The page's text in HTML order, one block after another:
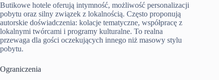
Butikowe hotele oferują intymność, możliwość personalizacji
pobytu oraz silny związek z lokalnością. Często proponują
autorskie doświadczenia: kolacje tematyczne, współpracę z
lokalnymi twórcami i programy kulturalne. To realna
przewaga dla gości oczekujących innego niż masowy stylu
pobytu.
Ograniczenia